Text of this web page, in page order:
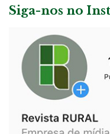
Siga-nos no